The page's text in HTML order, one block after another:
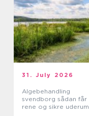
31. July 2026
Algebehandling
svendborg sådan får du
rene og sikre uderum